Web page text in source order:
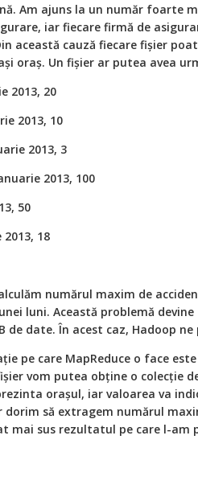
Am ajuns la un număr foarte
iar fiecare firmă de
această cauză fiecare fișier
oraș. Un fișier ar putea avea
2013, 20
2013, 10
2013, 3
2013, 100
50
2013, 18
numărul maxim de
luni. Această problemă
de date. În acest caz, Hadoop
pe care MapReduce o face
vom putea obține o colecție
orașul, iar valoarea va
dorim să extragem numărul
mai sus rezultatul pe care l-am